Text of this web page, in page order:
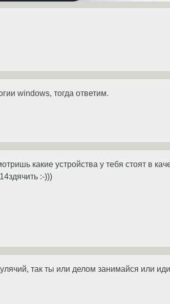
windows, тогда ответим.
какие устройства у тебя стоят в
:-)))
так ты или делом занимайся или